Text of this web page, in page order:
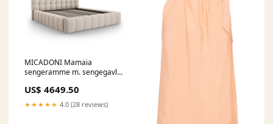
MICADONI Mamaia
sengeramme m. sengegavl
stof 140x200 KitchenOne.dk
US$ 4649.50
★★★★★ 4.0 (28 reviews)